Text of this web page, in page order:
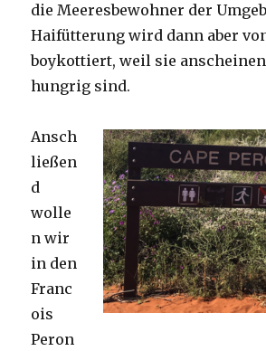
die Meeresbewohner der
Haifütterung wird dann aber
boykottiert, weil sie
hungrig sind.
Ansch
ließen
d
wolle
n wir
in den
Franc
ois
Peron